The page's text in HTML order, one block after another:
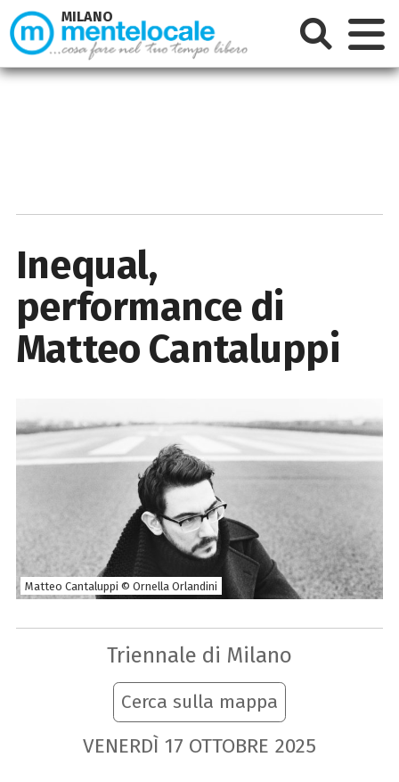
Inequal,
performance di
Matteo Cantaluppi
Matteo Cantaluppi © Ornella Orlandini
Triennale di Milano
Cerca sulla mappa
VENERDÌ 17 OTTOBRE 2025
MILANO